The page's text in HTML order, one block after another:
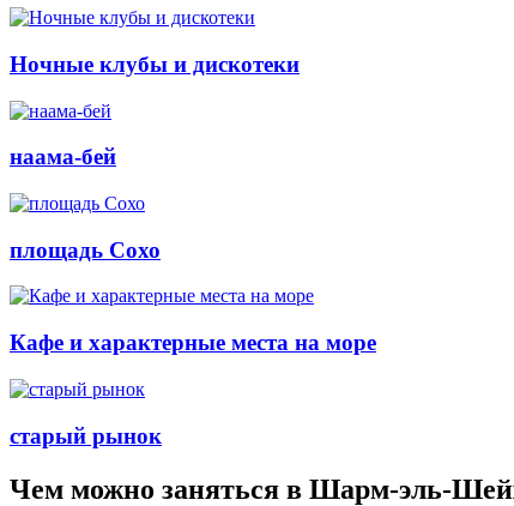
Ночные клубы и дискотеки
наама-бей
площадь Сохо
Кафе и характерные места на море
старый рынок
Чем можно заняться в Шарм-эль-